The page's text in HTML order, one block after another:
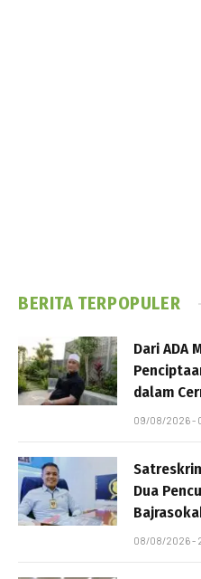
BERITA TERPOPULER
Dari ADA
dalam
09/08/2026 -
Dua
08/08/2026 -